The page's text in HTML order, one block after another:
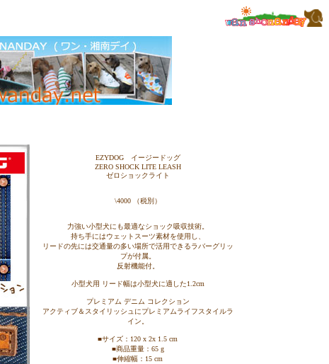
EZYDOG イージードッグ
ZERO SHOCK LITE LEASH
ゼロショックライト
\4000 （税別）
力強い小型犬にも最適なショック吸収技術。
持ち手にはウェットスーツ素材を使用し、
リードの先には交通量の多い場所で活用できるラバーグリッ
プが付属。
反射機能付。
小型犬用 リード幅は小型犬に適した1.2cm
プレミアム デニム コレクション
アクティブ＆スタイリッシュにプレミアムライフスタイルラ
イン。
■サイズ：120 x 2x 1.5 cm
■商品重量：65 g
■伸縮幅：15 cm